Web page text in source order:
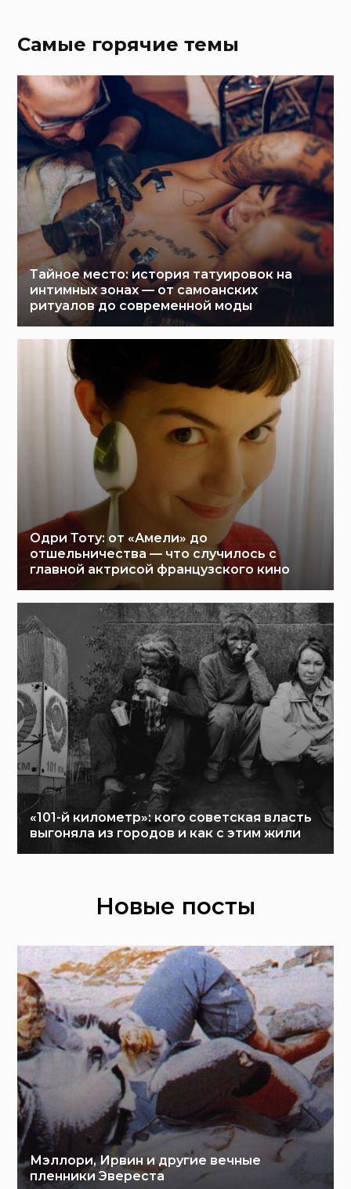
Самые горячие темы
Тайное место: история татуировок на
интимных зонах — от самоанских
ритуалов до современной моды
Одри Тоту: от «Амели» до
отшельничества — что случилось с
главной актрисой французского кино
«101-й километр»: кого советская власть
выгоняла из городов и как с этим жили
Новые посты
Мэллори, Ирвин и другие вечные
пленники Эвереста